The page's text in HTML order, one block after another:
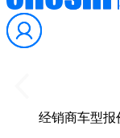
经销商车型报